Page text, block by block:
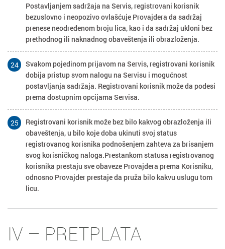
Postavljanjem sadržaja na Servis, registrovani korisnik
bezuslovno i neopozivo ovlašćuje Provajdera da sadržaj
prenese neodređenom broju lica, kao i da sadržaj ukloni bez
prethodnog ili naknadnog obaveštenja ili obrazloženja.
24
Svakom pojedinom prijavom na Servis, registrovani korisnik
dobija pristup svom nalogu na Servisu i mogućnost
postavljanja sadržaja. Registrovani korisnik može da podesi
prema dostupnim opcijama Servisa.
25
Registrovani korisnik može bez bilo kakvog obrazloženja ili
obaveštenja, u bilo koje doba ukinuti svoj status
registrovanog korisnika podnošenjem zahteva za brisanjem
svog korisničkog naloga.Prestankom statusa registrovanog
korisnika prestaju sve obaveze Provajdera prema Korisniku,
odnosno Provajder prestaje da pruža bilo kakvu uslugu tom
licu.
IV – PRETPLATA